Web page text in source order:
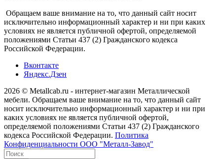
Обращаем ваше внимание на то, что данный сайт носит
исключительно информационный характер и ни при каких
условиях не является публичной офертой, определяемой
положениями Статьи 437 (2) Гражданского кодекса
Российской Федерации.
Вконтакте
Яндекс.Дзен
2026 © Metallcab.ru - интернет-магазин Металлической
мебели. Обращаем ваше внимание на то, что данный сайт
носит исключительно информационный характер и ни при
каких условиях не является публичной офертой,
определяемой положениями Статьи 437 (2) Гражданского
кодекса Российской Федерации. Политика
Конфиденциальности ООО "Металл-Завод"